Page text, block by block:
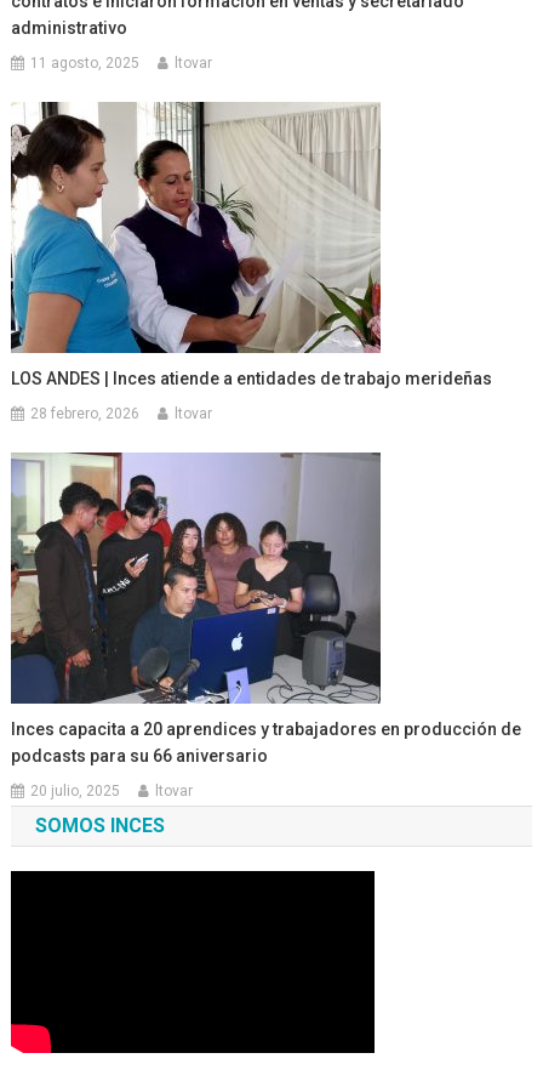
administrativo
11 agosto, 2025 ltovar
LOS ANDES | Inces atiende a entidades de trabajo merideñas
28 febrero, 2026 ltovar
Inces capacita a 20 aprendices y trabajadores en producción de
podcasts para su 66 aniversario
20 julio, 2025 ltovar
SOMOS INCES